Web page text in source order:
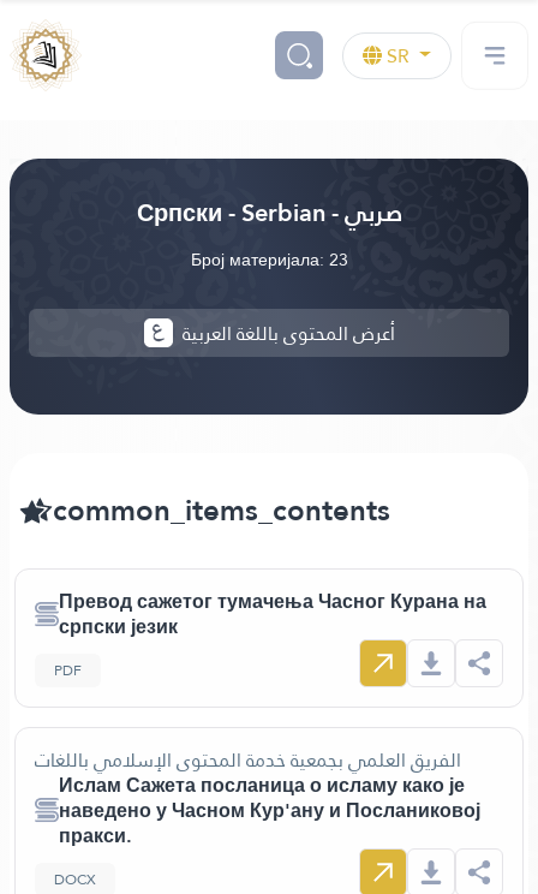
SR
Српски - Serbian - صربي
Број материјала: 23
أعرض المحتوى باللغة العربية
common_items_contents
Превод сажетог тумачења Часног Курана на
српски језик
PDF
الفريق العلمي بجمعية خدمة المحتوى الإسلامي باللغات
Ислам Сажета посланица о исламу како је
наведено у Часном Кур'ану и Посланиковој
пракси.
DOCX